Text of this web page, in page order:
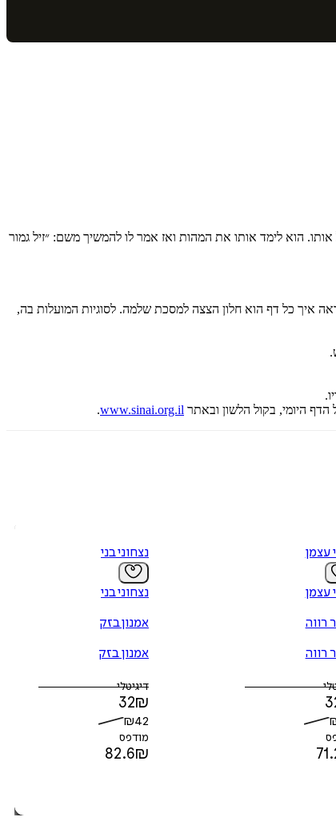
הוא לימד אותו את המהות ואז אמר לו להמשיך משם: ״זיל גמור
איך כל דף הוא חלון הצצה למסכת שלמה. לסוגיות המועלות בה,
היומי, בקול הלשון ובאתר www.sinai.org.il
.
עצמן
עצמן
רווה
רווה
נצחוני בני
נצחוני בני
אמנון בזק
אמנון בזק
דיגיטלי
32₪
₪42
מודפס
82.6₪